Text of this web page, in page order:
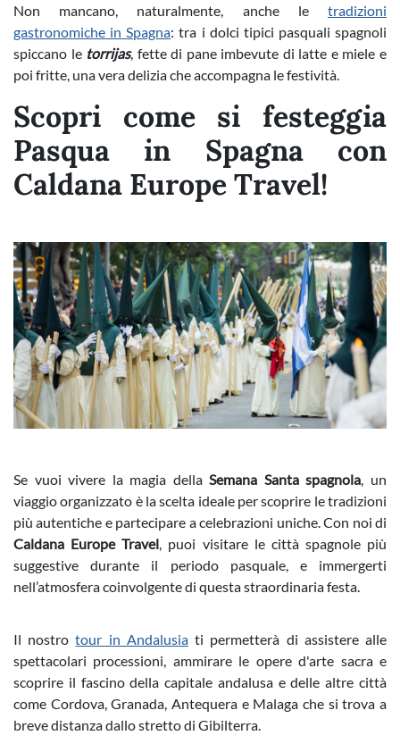
Non mancano, naturalmente, anche le tradizioni
gastronomiche in Spagna: tra i dolci tipici pasquali spagnoli
spiccano le torrijas, fette di pane imbevute di latte e miele e
poi fritte, una vera delizia che accompagna le festività.
Scopri come si festeggia
Pasqua in Spagna con
Caldana Europe Travel!
Se vuoi vivere la magia dellaSemana Santa spagnola, un
viaggio organizzato è la scelta ideale per scoprire le tradizioni
più autentiche e partecipare a celebrazioni uniche. Con noi di
Caldana Europe Travel, puoi visitare le città spagnole più
suggestive durante il periodo pasquale, e immergerti
nell’atmosfera coinvolgente di questa straordinaria festa.
Il nostrotour in Andalusiati permetterà di assistere alle
spettacolari processioni, ammirare le opere d'arte sacra e
scoprire il fascino della capitale andalusa e delle altre città
come Cordova, Granada, Antequera e Malaga che si trova a
breve distanza dallo stretto di Gibilterra.